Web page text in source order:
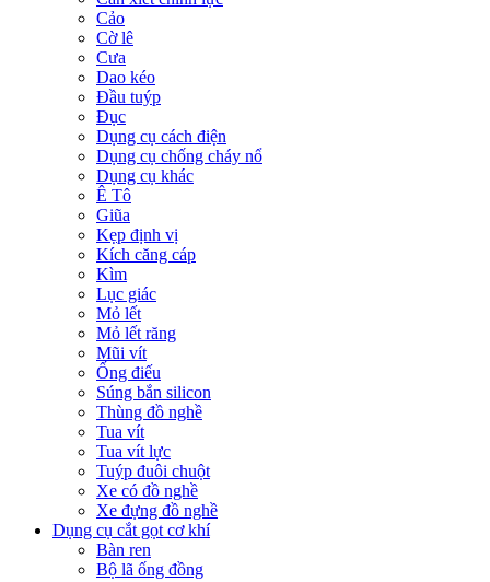
Cảo
Cờ lê
Cưa
Dao kéo
Đầu tuýp
Đục
Dụng cụ cách điện
Dụng cụ chống cháy nổ
Dụng cụ khác
Ê Tô
Giũa
Kẹp định vị
Kích căng cáp
Kìm
Lục giác
Mỏ lết
Mỏ lết răng
Mũi vít
Ống điếu
Súng bắn silicon
Thùng đồ nghề
Tua vít
Tua vít lực
Tuýp đuôi chuột
Xe có đồ nghề
Xe đựng đồ nghề
Dụng cụ cắt gọt cơ khí
Bàn ren
Bộ lã ống đồng